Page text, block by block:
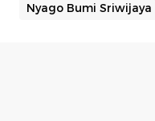
Nyago Bumi Sriwijaya